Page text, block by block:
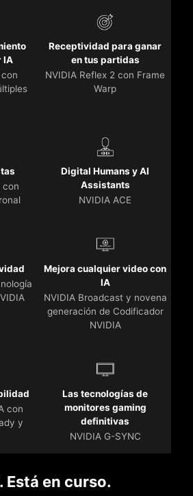
IA
Receptividad para ganar
en tus partidas
NVIDIA Reflex 2 con Frame
Warp
con
Digital Humans y AI
Assistants
NVIDIA ACE
Mejora cualquier video con
IA
NVIDIA Broadcast y novena
generación de Codificador
NVIDIA
con
y
Las tecnologías de
monitores gaming
definitivas
NVIDIA G-SYNC
Está en curso.